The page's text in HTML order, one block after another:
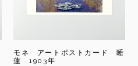
モネ アートポストカード 睡
蓮 1903年